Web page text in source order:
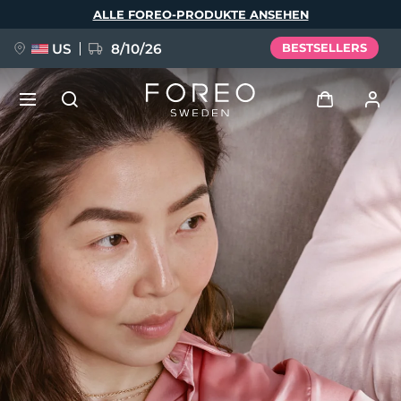
ALLE FOREO-PRODUKTE ANSEHEN
US 8/10/26 BESTSELLERS
Anmelden
Benutzerkonto
Meine Geräte
Meine Bestellungen
Meine Adressen
Meine Abonnements
NEU
FAQ™ Pure Beauty-Tech Elixir
BREAKING NEWS
issa™ Teeth Whitening Set
Sprache
English Deutsch
Español
Français
Italiano
Português
Polski
Svenska
Русский
Türkçe
简体中文 繁體中文